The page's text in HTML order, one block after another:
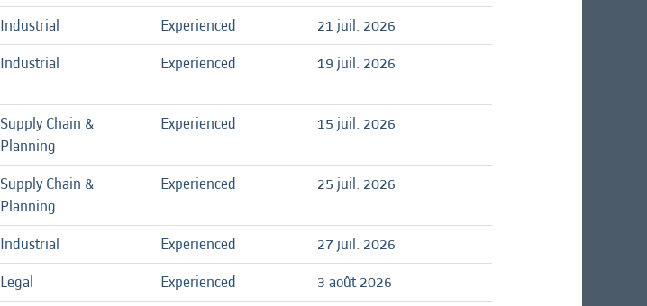
Industrial Experienced
21 juil. 2026
Industrial Experienced 19 juil. 2026
Supply Chain &
Planning
Experienced 15 juil. 2026
Supply Chain &
Planning
Experienced 25 juil. 2026
Industrial Experienced
27 juil. 2026
Legal Experienced
3 août 2026